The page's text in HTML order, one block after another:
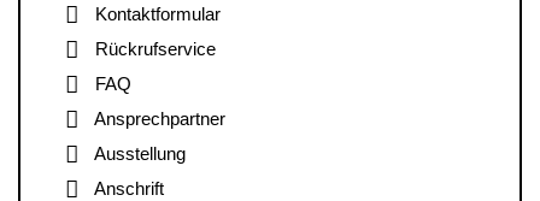
Kontaktformular
Rückrufservice
FAQ
Ansprechpartner
Ausstellung
Anschrift